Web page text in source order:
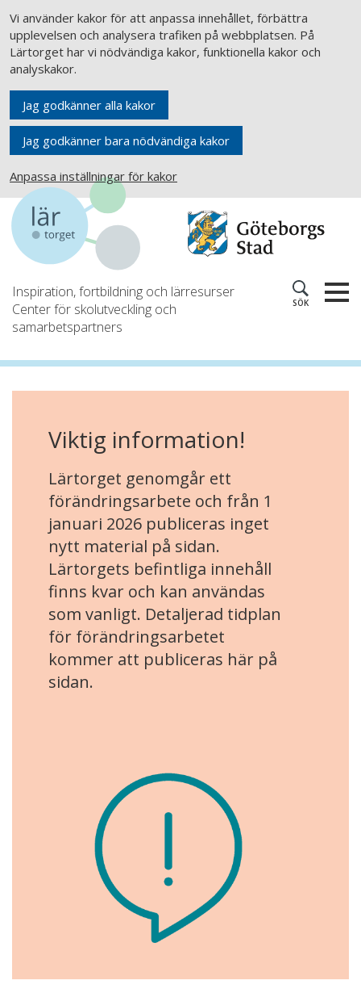
Vi använder kakor för att anpassa innehållet, förbättra
upplevelsen och analysera trafiken på webbplatsen. På
Lärtorget har vi nödvändiga kakor, funktionella kakor och
analyskakor.
Jag godkänner alla kakor
Jag godkänner bara nödvändiga kakor
Anpassa inställningar för kakor
Inspiration, fortbildning och lärresurser
Center för skolutveckling och
samarbetspartners
SÖK
Viktig information!
Lärtorget genomgår ett
förändringsarbete och från 1
januari 2026 publiceras inget
nytt material på sidan.
Lärtorgets befintliga innehåll
finns kvar och kan användas
som vanligt. Detaljerad tidplan
för förändringsarbetet
kommer att publiceras här på
sidan.